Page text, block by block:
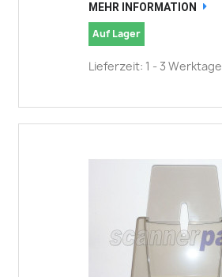
MEHR INFORMATION
Auf Lager
Lieferzeit: 1 - 3 Werktage